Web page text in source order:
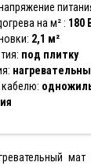
на м² : 180
2,1 м²
под плитку
мат